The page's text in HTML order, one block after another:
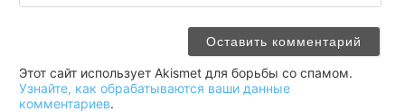
Этот сайт использует Akismet для борьбы со спамом.
Узнайте, как обрабатываются ваши данные
комментариев.